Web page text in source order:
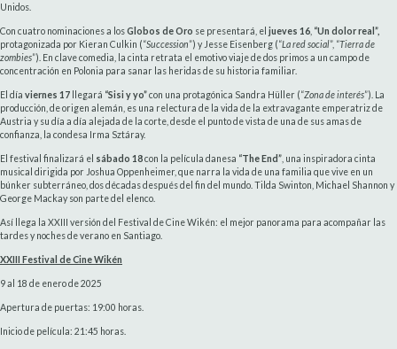
Unidos.
Con cuatro nominaciones a losGlobos de Oro se presentará, el jueves 16 “Un dolor real”,
protagonizada por Kieran Culkin (“Succession”) y Jesse Eisenberg (“La red social”, “Tierra de
zombies”). En clave comedia, la cinta retrata el emotivo viaje de dos primos a un campo de
concentración en Polonia para sanar las heridas de su historia familiar.
El día viernes 17 llegará “Sisi y yo”con una protagónica Sandra Hüller (“Zona de interés”). La
producción, de origen alemán, es una relectura de la vida de la extravagante emperatriz de
Austria y su día a día alejada de la corte, desde el punto de vista de una de sus amas de
confianza, la condesa Irma Sztáray.
El festival finalizará el sábado 18con la película danesa “The End” , una inspiradora cinta
musical dirigida por Joshua Oppenheimer, que narra la vida de una familia que vive en un
búnker subterráneo, dos décadas después del fin del mundo. Tilda Swinton, Michael Shannon y
George Mackay son parte del elenco.
Así llega la XXIII versión del Festival de Cine Wikén: el mejor panorama para acompañar las
tardes y noches de verano en Santiago.
XXIII Festival de Cine Wikén
9 al 18 de enero de 2025
Apertura de puertas: 19:00 horas.
Inicio de película: 21:45 horas.